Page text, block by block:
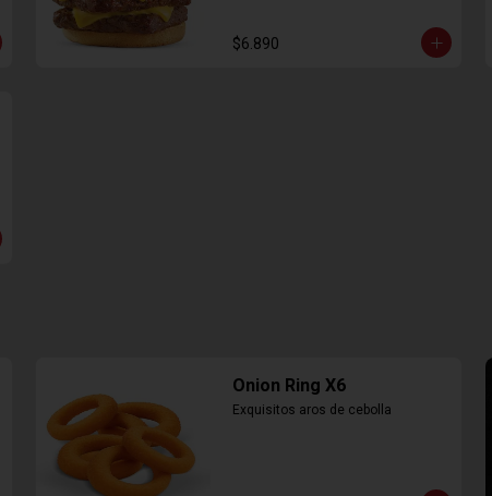
$6.890
Onion Ring X6
Exquisitos aros de cebolla